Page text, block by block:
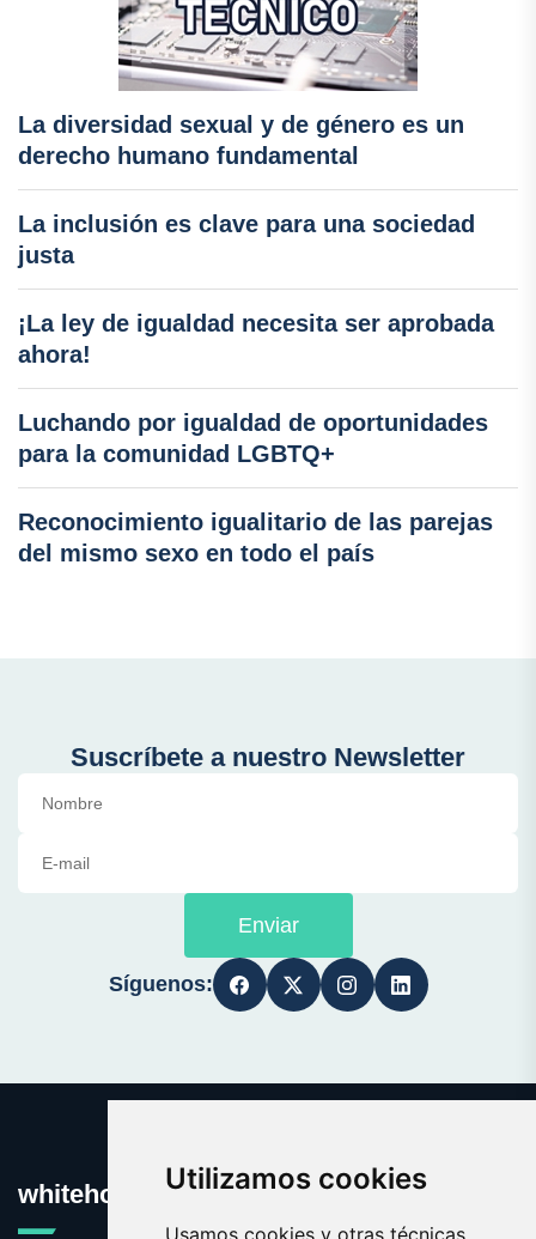
Utilizamos cookies
Usamos cookies y otras técnicas
La diversidad sexual y de género es un
derecho humano fundamental
La inclusión es clave para una sociedad
justa
¡La ley de igualdad necesita ser aprobada
ahora!
Luchando por igualdad de oportunidades
para la comunidad LGBTQ+
Reconocimiento igualitario de las parejas
del mismo sexo en todo el país
Suscríbete a nuestro Newsletter
Enviar
Síguenos:
whitehouse.es